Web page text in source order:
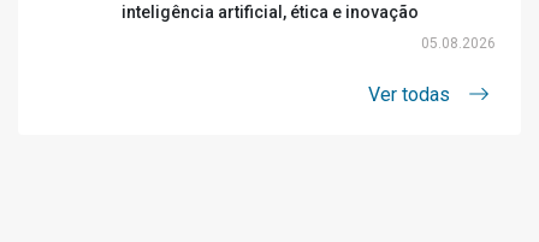
inteligência artificial, ética e inovação
05.08.2026
Ver todas